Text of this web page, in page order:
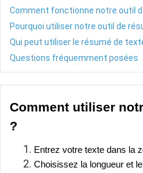
Comment fonctionne notre outil
Pourquoi utiliser notre outil de
Qui peut utiliser le résumé de
Questions fréquemment posées
Comment utiliser
?
Entrez votre texte dans la
Choisissez la longueur et